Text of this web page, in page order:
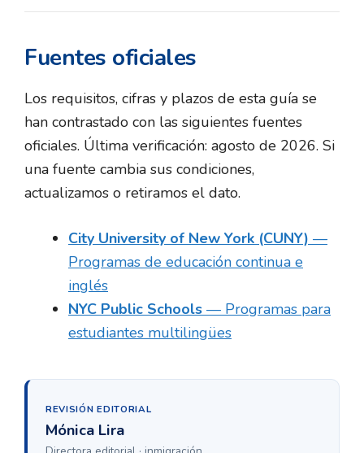
Fuentes oficiales
Los requisitos, cifras y plazos de esta guía se
han contrastado con las siguientes fuentes
oficiales. Última verificación: agosto de 2026. Si
una fuente cambia sus condiciones,
actualizamos o retiramos el dato.
City University of New York (CUNY) —
Programas de educación continua e
inglés
NYC Public Schools — Programas para
estudiantes multilingües
REVISIÓN EDITORIAL
Mónica Lira